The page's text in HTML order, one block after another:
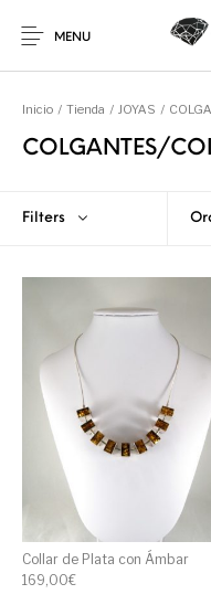
MENU
Novedades En
ESOTERISMO
Inicio / Tienda / JOYAS /
COLGANTES/
Filters
Collar de Plata con Ámbar
169,00€